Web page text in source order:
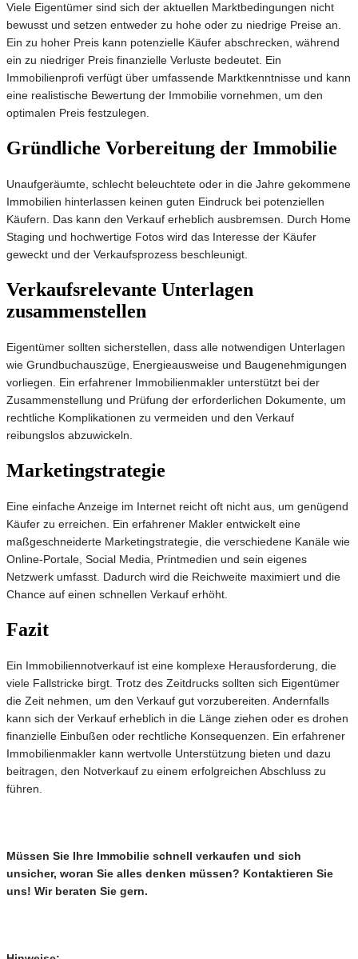
Viele Eigentümer sind sich der aktuellen Marktbedingungen nicht
bewusst und setzen entweder zu hohe oder zu niedrige Preise an.
Ein zu hoher Preis kann potenzielle Käufer abschrecken, während
ein zu niedriger Preis finanzielle Verluste bedeutet. Ein
Immobilienprofi verfügt über umfassende Marktkenntnisse und kann
eine realistische Bewertung der Immobilie vornehmen, um den
optimalen Preis festzulegen.
Gründliche Vorbereitung der Immobilie
Unaufgeräumte, schlecht beleuchtete oder in die Jahre gekommene
Immobilien hinterlassen keinen guten Eindruck bei potenziellen
Käufern. Das kann den Verkauf erheblich ausbremsen. Durch Home
Staging und hochwertige Fotos wird das Interesse der Käufer
geweckt und der Verkaufsprozess beschleunigt.
Verkaufsrelevante Unterlagen
zusammenstellen
Eigentümer sollten sicherstellen, dass alle notwendigen Unterlagen
wie Grundbuchauszüge, Energieausweise und Baugenehmigungen
vorliegen. Ein erfahrener Immobilienmakler unterstützt bei der
Zusammenstellung und Prüfung der erforderlichen Dokumente, um
rechtliche Komplikationen zu vermeiden und den Verkauf
reibungslos abzuwickeln.
Marketingstrategie
Eine einfache Anzeige im Internet reicht oft nicht aus, um genügend
Käufer zu erreichen. Ein erfahrener Makler entwickelt eine
maßgeschneiderte Marketingstrategie, die verschiedene Kanäle wie
Online-Portale, Social Media, Printmedien und sein eigenes
Netzwerk umfasst. Dadurch wird die Reichweite maximiert und die
Chance auf einen schnellen Verkauf erhöht.
Fazit
Ein Immobiliennotverkauf ist eine komplexe Herausforderung, die
viele Fallstricke birgt. Trotz des Zeitdrucks sollten sich Eigentümer
die Zeit nehmen, um den Verkauf gut vorzubereiten. Andernfalls
kann sich der Verkauf erheblich in die Länge ziehen oder es drohen
finanzielle Einbußen oder rechtliche Konsequenzen. Ein erfahrener
Immobilienmakler kann wertvolle Unterstützung bieten und dazu
beitragen, den Notverkauf zu einem erfolgreichen Abschluss zu
führen.
Müssen Sie Ihre Immobilie schnell verkaufen und sich
unsicher, woran Sie alles denken müssen? Kontaktieren Sie
uns! Wir beraten Sie gern.